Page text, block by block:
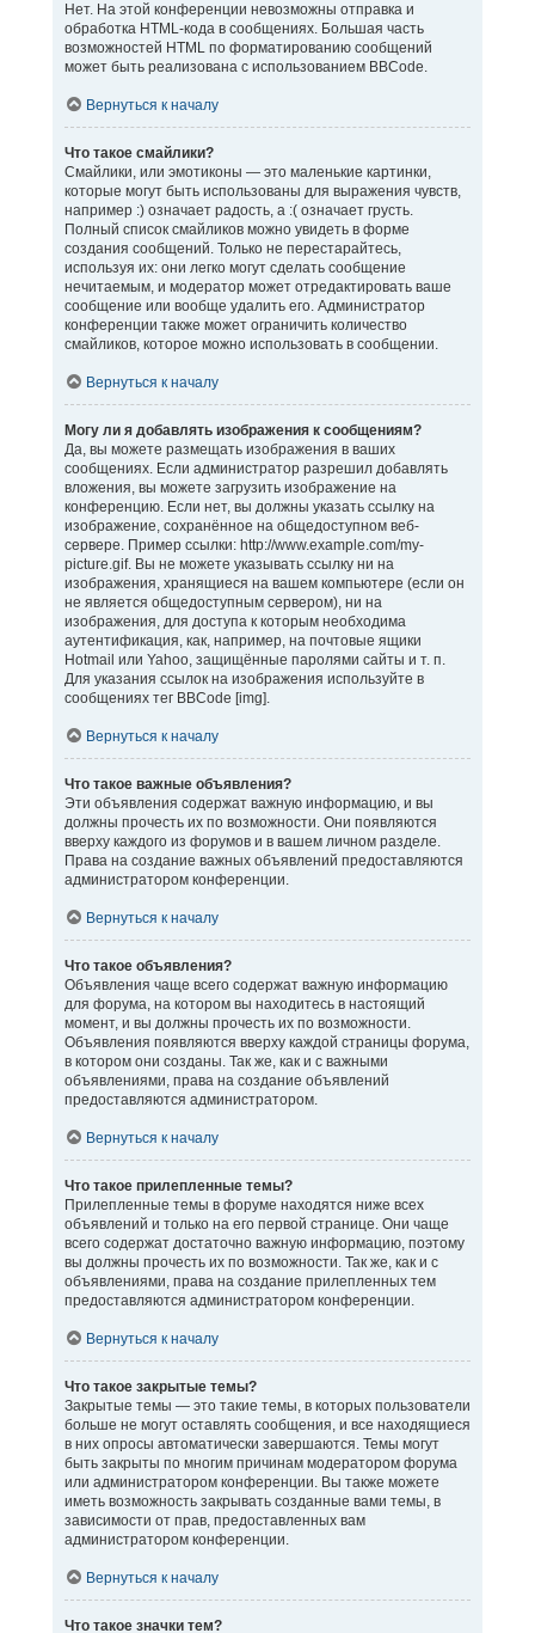
Нет. На этой конференции невозможны отправка и
обработка HTML-кода в сообщениях. Большая часть
возможностей HTML по форматированию сообщений
может быть реализована с использованием BBCode.
Вернуться к началу
Что такое смайлики?
Смайлики, или эмотиконы — это маленькие картинки,
которые могут быть использованы для выражения чувств,
например :) означает радость, а :( означает грусть.
Полный список смайликов можно увидеть в форме
создания сообщений. Только не перестарайтесь,
используя их: они легко могут сделать сообщение
нечитаемым, и модератор может отредактировать ваше
сообщение или вообще удалить его. Администратор
конференции также может ограничить количество
смайликов, которое можно использовать в сообщении.
Вернуться к началу
Могу ли я добавлять изображения к сообщениям?
Да, вы можете размещать изображения в ваших
сообщениях. Если администратор разрешил добавлять
вложения, вы можете загрузить изображение на
конференцию. Если нет, вы должны указать ссылку на
изображение, сохранённое на общедоступном веб-
сервере. Пример ссылки: http://www.example.com/my-
picture.gif. Вы не можете указывать ссылку ни на
изображения, хранящиеся на вашем компьютере (если он
не является общедоступным сервером), ни на
изображения, для доступа к которым необходима
аутентификация, как, например, на почтовые ящики
Hotmail или Yahoo, защищённые паролями сайты и т. п.
Для указания ссылок на изображения используйте в
сообщениях тег BBCode [img].
Вернуться к началу
Что такое важные объявления?
Эти объявления содержат важную информацию, и вы
должны прочесть их по возможности. Они появляются
вверху каждого из форумов и в вашем личном разделе.
Права на создание важных объявлений предоставляются
администратором конференции.
Вернуться к началу
Что такое объявления?
Объявления чаще всего содержат важную информацию
для форума, на котором вы находитесь в настоящий
момент, и вы должны прочесть их по возможности.
Объявления появляются вверху каждой страницы форума,
в котором они созданы. Так же, как и с важными
объявлениями, права на создание объявлений
предоставляются администратором.
Вернуться к началу
Что такое прилепленные темы?
Прилепленные темы в форуме находятся ниже всех
объявлений и только на его первой странице. Они чаще
всего содержат достаточно важную информацию, поэтому
вы должны прочесть их по возможности. Так же, как и с
объявлениями, права на создание прилепленных тем
предоставляются администратором конференции.
Вернуться к началу
Что такое закрытые темы?
Закрытые темы — это такие темы, в которых пользователи
больше не могут оставлять сообщения, и все находящиеся
в них опросы автоматически завершаются. Темы могут
быть закрыты по многим причинам модератором форума
или администратором конференции. Вы также можете
иметь возможность закрывать созданные вами темы, в
зависимости от прав, предоставленных вам
администратором конференции.
Вернуться к началу
Что такое значки тем?